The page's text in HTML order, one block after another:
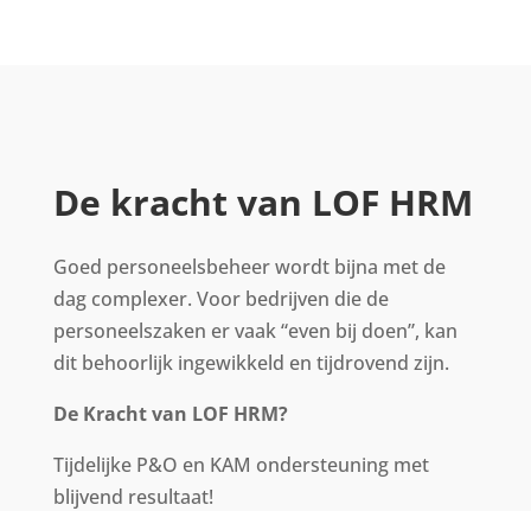
De kracht van LOF HRM
Goed personeelsbeheer wordt bijna met de
dag complexer. Voor bedrijven die de
personeelszaken er vaak “even bij doen”, kan
dit behoorlijk ingewikkeld en tijdrovend zijn.
De Kracht van LOF HRM?
Tijdelijke P&O en KAM ondersteuning met
blijvend resultaat!